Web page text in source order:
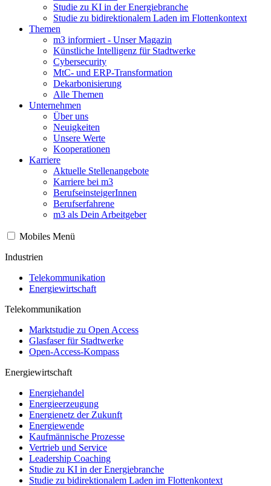
Studie zu KI in der Energiebranche
Studie zu bidirektionalem Laden im Flottenkontext
Themen
m3 informiert - Unser Magazin
Künstliche Intelligenz für Stadtwerke
Cybersecurity
MtC- und ERP-Transformation
Dekarbonisierung
Alle Themen
Unternehmen
Über uns
Neuigkeiten
Unsere Werte
Kooperationen
Karriere
Aktuelle Stellenangebote
Karriere bei m3
BerufseinsteigerInnen
Berufserfahrene
m3 als Dein Arbeitgeber
Mobiles Menü
Industrien
Telekommunikation
Energiewirtschaft
Telekommunikation
Marktstudie zu Open Access
Glasfaser für Stadtwerke
Open-Access-Kompass
Energiewirtschaft
Energiehandel
Energieerzeugung
Energienetz der Zukunft
Energiewende
Kaufmännische Prozesse
Vertrieb und Service
Leadership Coaching
Studie zu KI in der Energiebranche
Studie zu bidirektionalem Laden im Flottenkontext